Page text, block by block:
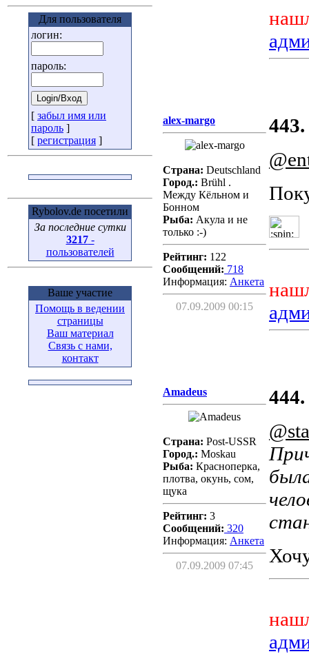
Для пользователя
логин:
пароль:
[ забыл имя или
пароль ]
[ регистрация ]
Rybolov.de посетили
За последние сутки
3217-
пользователей
Ваше участие
Помощь в ведении
страницы
Ваш материал
Связь с нами,
контакт
alex-margo
Страна: Deutschland
Город.: Brühl .
Между Кёльном и
Бонном
Рыба: Акула и не
только :-)
Рейтинг: 122
Сообщений: 718
Информация: Aнкета
07.09.2009 00:15
443.
Amadeus
Страна: Post-USSR
Город.: Moskau
Рыба: Красноперка,
плотва, окунь, сом,
щука
Рейтинг: 3
Сообщений: 320
Информация: Aнкета
07.09.2009 07:45
444.